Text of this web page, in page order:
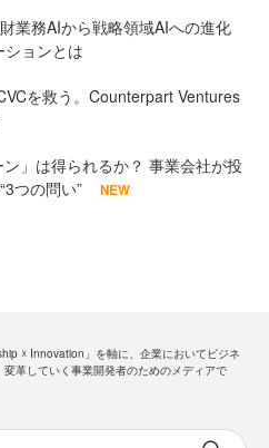
業務AIから戦略領域AIへの進化
ョンとは
を救う。Counterpart Ventures
」は得られるか？ 事業会社が投
つの問い”
NEW
☓ Innovation」を軸に、企業においてビジネ
変革していく事業開発者のためのメディアで